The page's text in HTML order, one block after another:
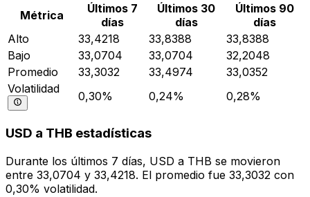
Métrica
Últimos 7
días
Últimos 30
días
Últimos 90
días
Alto
33,4218 33,8388
33,8388
Bajo
33,0704 33,0704
32,2048
Promedio
33,3032 33,4974
33,0352
Volatilidad
0,30% 0,24% 0,28%
USD a THB estadísticas
Durante los últimos 7 días, USD a THB se movieron
entre 33,0704 y 33,4218. El promedio fue 33,3032 con
0,30% volatilidad.